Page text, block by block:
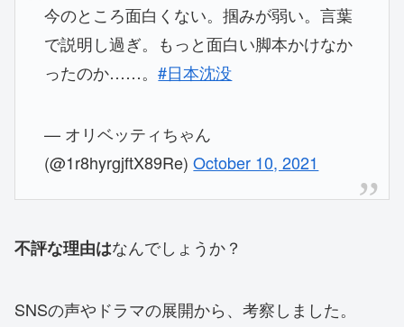
今のところ面白くない。掴みが弱い。言葉
で説明し過ぎ。もっと面白い脚本かけなか
ったのか……。#日本沈没
— オリベッティちゃん
(@1r8hyrgjftX89Re)October 10, 2021
不評な理由はなんでしょうか？
SNSの声やドラマの展開から、考察しました。